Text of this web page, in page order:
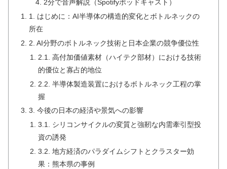
2分で音声解説（Spotifyポッドキャスト）
1. はじめに：AI半導体の構造的変化とボトルネックの
所在
2. AI分野のボトルネック技術と日本企業の競争優位性
2.1. 高付加価値素材（ハイテク部材）における技術
的優位と寡占的地位
2.2. 半導体製造装置におけるボトルネック工程の掌
握
3. 今後の日本の経済や景気への影響
3.1. シリコンサイクルの変質と強靭な内需牽引型投
資の誘発
3.2. 地方経済のパラダイムシフトとクラスター効
果：熊本県の事例